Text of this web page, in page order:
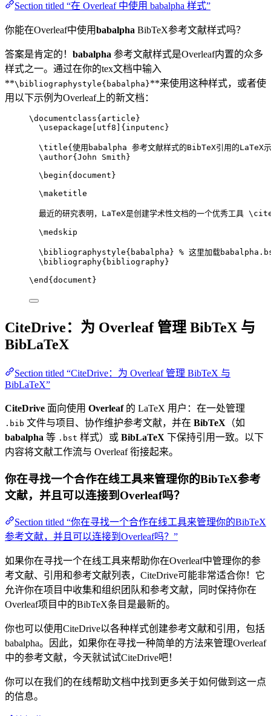
Section titled “在 Overleaf 中使用 babalpha 样式”
你能在Overleaf中使用babalpha BibTeX参考文献样式吗？
答案是肯定的！ babalpha 参考文献样式是Overleaf内置的众多
样式之一。通过在你的tex文档中输入
**\bibliographystyle{babalpha}**来使用这种样式，或者使
用以下示例为Overleaf上的新文档：
\documentclass{ article }
\usepackage
utf8 ]{ inputenc }
\title{使用babalpha 参考文献样式的BibTeX引用的LaTeX
\author{John Smith}
\begin{ document }
\maketitle
最近的研究表明，LaTeX是创建学术性文档的一个优秀工具
\medskip
\bibliographystyle{babalpha} % 这里加载
\bibliography{bibliography}
\end { document }
CiteDrive：为 Overleaf 管理 BibTeX 与
BibLaTeX
Section titled “CiteDrive：为 Overleaf 管理 BibTeX 与
BibLaTeX”
CiteDrive 面向使用 Overleaf的 LaTeX 用户：在一处管理
.bib 文件与项目、协作维护参考文献，并在 BibTeX （如
babalpha 等 .bst 样式）或 BibLaTeX 下保持引用一致。以下
内容将文献工作流与 Overleaf 衔接起来。
你在寻找一个合作在线工具来管理你的BibTeX参考
文献，并且可以连接到Overleaf吗？
Section titled “你在寻找一个合作在线工具来管理你的BibTeX
参考文献，并且可以连接到Overleaf吗？”
如果你在寻找一个在线工具来帮助你在Overleaf中管理你的参
考文献、引用和参考文献列表，CiteDrive可能非常适合你！它
允许你在项目中收集和组织团队和参考文献，同时保持你在
Overleaf项目中的BibTeX条目是最新的。
你也可以使用CiteDrive以各种样式创建参考文献和引用，包括
babalpha。因此，如果你在寻找一种简单的方法来管理Overleaf
中的参考文献，今天就试试CiteDrive吧！
你可以在我们的在线帮助文档中找到更多关于如何做到这一点
的信息。